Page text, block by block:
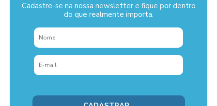
Cadastre-se na nossa newsletter e fique por dentro
do que realmente importa.